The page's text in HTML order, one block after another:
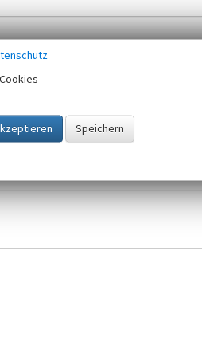
gespeichert und verwendet.
gültigen Europäischen